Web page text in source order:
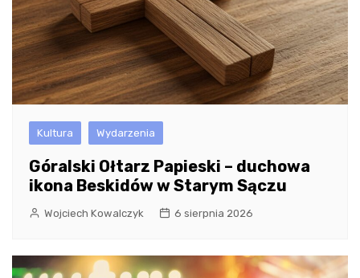
Kultura Wydarzenia
Góralski Ołtarz Papieski – duchowa
ikona Beskidów w Starym Sączu
Wojciech Kowalczyk 6 sierpnia 2026